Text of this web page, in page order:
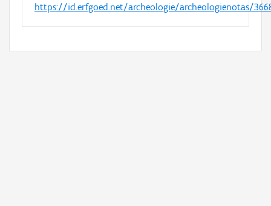
https://id.erfgoed.net/archeologie/archeologienotas/